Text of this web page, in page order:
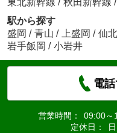
駅から探す
盛岡 / 青山 / 上盛岡 / 仙
岩手飯岡 / 小岩井
電
営業時間：
09:00～
定休日：